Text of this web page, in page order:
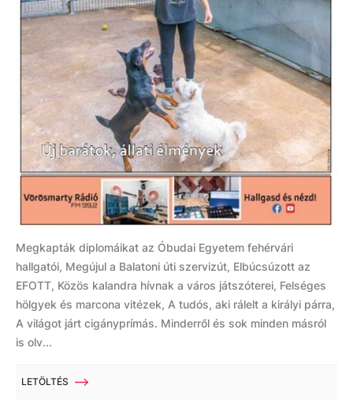
Megkapták diplomáikat az Óbudai Egyetem fehérvári
hallgatói, Megújul a Balatoni úti szervizút, Elbúcsúzott az
EFOTT, Közös kalandra hívnak a város játszóterei, Felséges
hölgyek és marcona vitézek, A tudós, aki rálelt a királyi párra,
A világot járt cigányprímás. Minderről és sok minden másról
is olv...
LETÖLTÉS